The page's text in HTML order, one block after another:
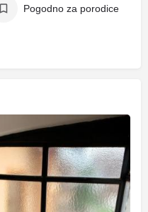
Pogodno za porodice